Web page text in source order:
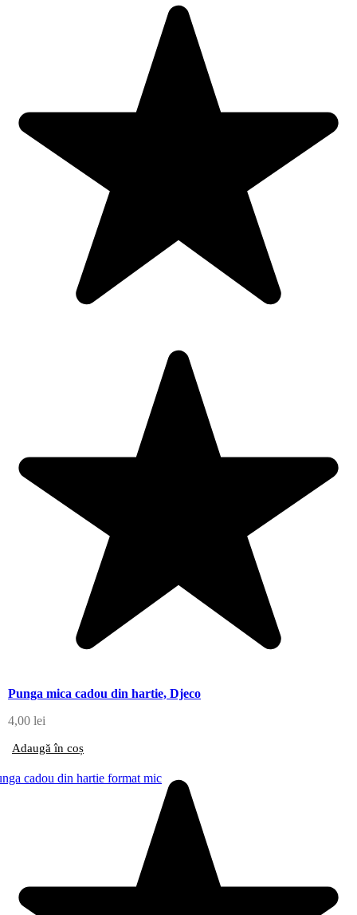
Punga mica cadou din hartie, Djeco
4,00 lei
Adaugă în coș